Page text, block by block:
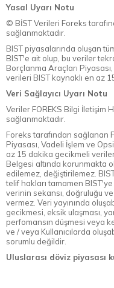
Yasal Uyarı Notu
© BİST Verileri Foreks
sağlanmaktadır.
BIST piyasalarında oluşan
BIST'e ait olup, bu veriler
Borçlanma Araçları
verileri BIST kaynaklı en az
Veri Sağlayıcı Uyarı Notu
Veriler FOREKS Bilgi İletişim
sağlanmaktadır.
Foreks tarafından sağlanan
Piyasası, Vadeli İşlem ve
az 15 dakika gecikmeli
Belgesi altında korunmakta
edilemez, değiştirilemez.
telif hakları tamamen
verinin sekansı, doğruluğu
vermez. Veri yayınında
gecikmesi, eksik ulaşması,
perfomansın düşmesi veya
ve / veya Kullanıcılarda
sorumlu değildir.
Uluslarası döviz piyasası